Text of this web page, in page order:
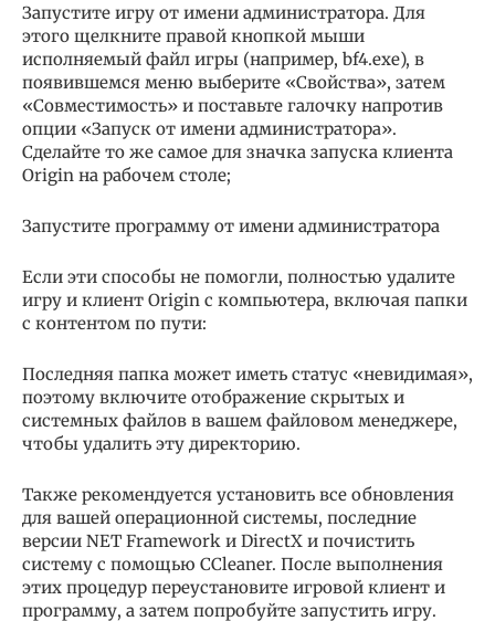
Запустите игру от имени администратора. Для
этого щелкните правой кнопкой мыши
исполняемый файл игры (например, bf4.exe), в
появившемся меню выберите «Свойства», затем
«Совместимость» и поставьте галочку напротив
опции «Запуск от имени администратора».
Сделайте то же самое для значка запуска клиента
Origin на рабочем столе;
Запустите программу от имени администратора
Если эти способы не помогли, полностью удалите
игру и клиент Origin с компьютера, включая папки
с контентом по пути:
Последняя папка может иметь статус «невидимая»,
поэтому включите отображение скрытых и
системных файлов в вашем файловом менеджере,
чтобы удалить эту директорию.
Также рекомендуется установить все обновления
для вашей операционной системы, последние
версии NET Framework и DirectX и почистить
систему с помощью CCleaner. После выполнения
этих процедур переустановите игровой клиент и
программу, а затем попробуйте запустить игру.